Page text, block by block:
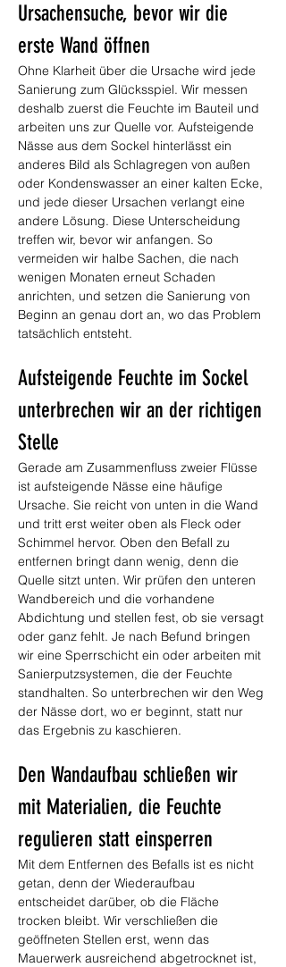
Ursachensuche, bevor wir die
erste Wand öffnen
Ohne Klarheit über die Ursache wird jede
Sanierung zum Glücksspiel. Wir messen
deshalb zuerst die Feuchte im Bauteil und
arbeiten uns zur Quelle vor. Aufsteigende
Nässe aus dem Sockel hinterlässt ein
anderes Bild als Schlagregen von außen
oder Kondenswasser an einer kalten Ecke,
und jede dieser Ursachen verlangt eine
andere Lösung. Diese Unterscheidung
treffen wir, bevor wir anfangen. So
vermeiden wir halbe Sachen, die nach
wenigen Monaten erneut Schaden
anrichten, und setzen die Sanierung von
Beginn an genau dort an, wo das Problem
tatsächlich entsteht.
Aufsteigende Feuchte im Sockel
unterbrechen wir an der richtigen
Stelle
Gerade am Zusammenfluss zweier Flüsse
ist aufsteigende Nässe eine häufige
Ursache. Sie reicht von unten in die Wand
und tritt erst weiter oben als Fleck oder
Schimmel hervor. Oben den Befall zu
entfernen bringt dann wenig, denn die
Quelle sitzt unten. Wir prüfen den unteren
Wandbereich und die vorhandene
Abdichtung und stellen fest, ob sie versagt
oder ganz fehlt. Je nach Befund bringen
wir eine Sperrschicht ein oder arbeiten mit
Sanierputzsystemen, die der Feuchte
standhalten. So unterbrechen wir den Weg
der Nässe dort, wo er beginnt, statt nur
das Ergebnis zu kaschieren.
Den Wandaufbau schließen wir
mit Materialien, die Feuchte
regulieren statt einsperren
Mit dem Entfernen des Befalls ist es nicht
getan, denn der Wiederaufbau
entscheidet darüber, ob die Fläche
trocken bleibt. Wir verschließen die
geöffneten Stellen erst, wenn das
Mauerwerk ausreichend abgetrocknet ist,